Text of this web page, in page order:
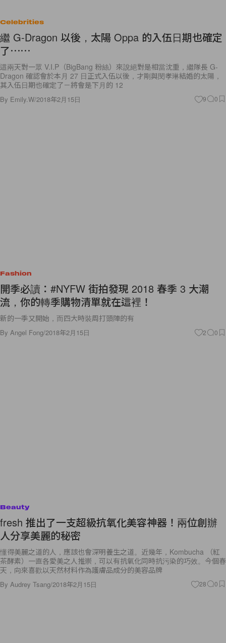
Celebrities
繼 G-Dragon 以後，太陽 Oppa 的入伍日期也確定
了⋯⋯
這兩天對一眾 V.I.P（BigBang 粉絲）來說絕對是相當沈重，繼隊長 G-
Dragon 確認會於本月 27 日正式入伍以後，才剛與閔孝琳結婚的太陽，
其入伍日期也確定了－將會是下月的 12
By Emily.W/2018年2月15日 9 0
Fashion
開季必讀：#NYFW 街拍發現 2018 春季 3 大潮
流，你的轉季購物清單就在這裡！
新的一季又開始，而四大時裝周打頭陣的有
By Angel Fong/2018年2月15日 2 0
Beauty
fresh 推出了一支超級抗氧化美容神器！兩位創辦
人分享美麗的秘密
懂得美麗之道的人，應該也會深明養生之道。近幾年，Kombucha （紅
茶酵素）一直各愛美之人推崇，可以有抗氧化同時抗污染的巧效。今個春
天，向來喜歡以天然材料作為護膚品成分的美容品牌
By Audrey Tsang/2018年2月15日 28 0